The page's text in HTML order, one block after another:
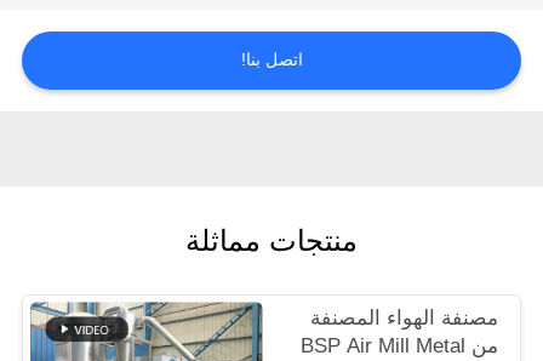
بنا
الموقع
اتصل بنا!
منتجات مماثلة
مصنفة الهواء المصنفة
من BSP Air Mill Metal